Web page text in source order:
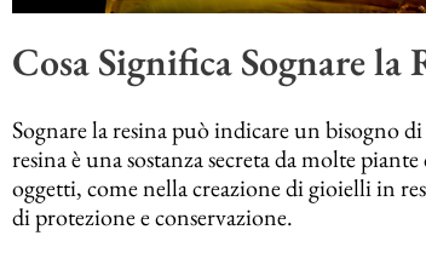
Cosa Significa Sognare la
Sognare la resina può indicare un bisogno
resina è una sostanza secreta da molte
oggetti, come nella creazione di gioielli in
di protezione e conservazione.